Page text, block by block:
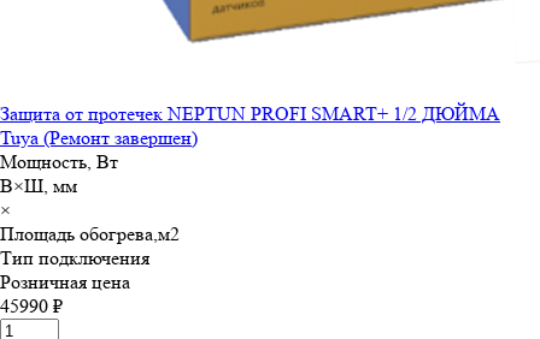
Защита от протечек NEPTUN PROFI SMART+ 1/2 ДЮЙМА
Tuya (Ремонт завершен)
Мощность, Вт
В×Ш, мм
×
Площадь обогрева,м2
Тип подключения
Розничная цена
45990 ₽